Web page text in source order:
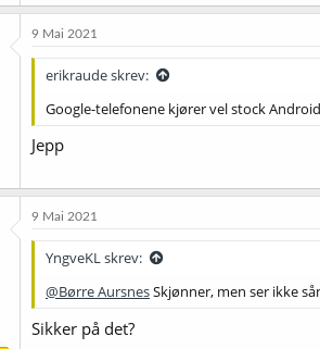
a
k
j
o
e
:
9 Mai 2021
erikraude skrev:
Google-telefonene kjører vel stock
Jepp
9 Mai 2021
YngveKL skrev:
@Børre AursnesSkjønner, men ser ikke
Sikker på det?